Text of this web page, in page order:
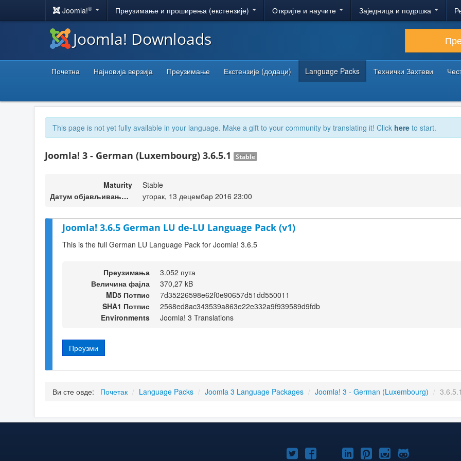
Joomla!® Преузимање и проширења (екстензије) Откријте и научите Заједница и подршка
Joomla! Downloads
Почетна Најновија верзија Преузимање Екстензије (додаци) Language Packs Технички Захтеви
This page is not yet fully available in your language. Make a gift to your community by translating it! Click here to start.
Joomla! 3 - German (Luxembourg) 3.6.5.1 Stable
Maturity
Stable
Датум објављивања верзије
уторак, 13 децембар 2016 23:00
Joomla! 3.6.5 German LU de-LU Language Pack (v1)
This is the full German LU Language Pack for Joomla! 3.6.5
Преузимања
3.052 пута
Величина фајла
370,27 kB
MD5 Потпис
7d35226598e62f0e90657d51dd550011
SHA1 Потпис
2568ed8ac343539a863e22e332a9f939589d9fdb
Environments
Joomla! 3 Translations
Преузми
Ви сте овде: Почетак / Language Packs / Joomla 3 Language Packages / Joomla! 3 - German (Luxembourg) /
Joomla!Joomla!Joomla!
Joomla!Joomla!
Joomla!Joomla!